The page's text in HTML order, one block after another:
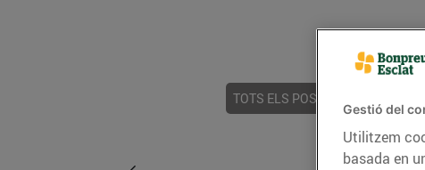
TOTS ELS POSTS
Gestió del
Utilitzem
basada en